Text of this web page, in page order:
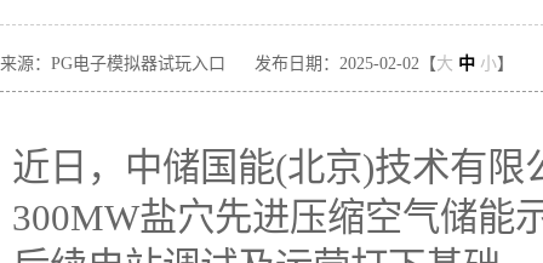
来源：PG电子模拟器试玩入口 发布日期：2025-02-02【大 中 小】
近日，中储国能(北京)技术有
300MW盐穴先进压缩空气储能